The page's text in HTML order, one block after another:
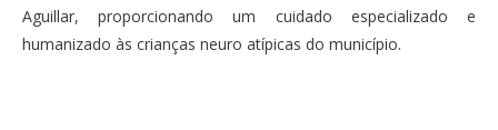
Aguillar, proporcionando um cuidado especializado e
humanizado às crianças neuro atípicas do município.